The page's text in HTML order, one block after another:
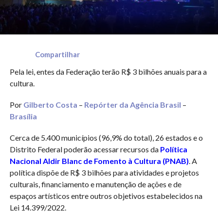
Compartilhar
Pela lei, entes da Federação terão R$ 3 bilhões anuais para a
cultura.
Por Gilberto Costa – Repórter da Agência Brasil –
Brasília
Cerca de 5.400 municípios (96,9% do total), 26 estados e o
Distrito Federal poderão acessar recursos da Política
Nacional Aldir Blanc de Fomento à Cultura (PNAB) . A
política dispõe de R$ 3 bilhões para atividades e projetos
culturais, financiamento e manutenção de ações e de
espaços artísticos entre outros objetivos estabelecidos na
Lei 14.399/2022.